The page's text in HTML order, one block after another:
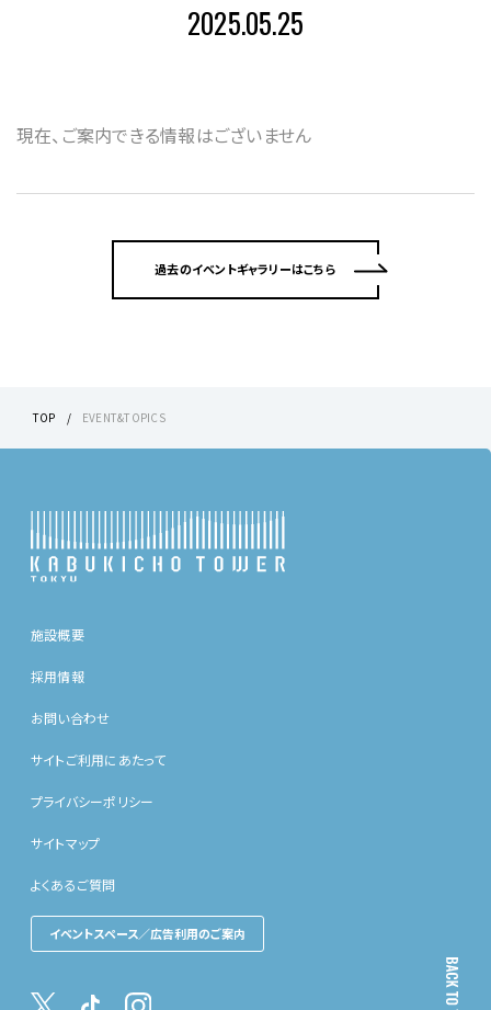
2025.05.25
現在、ご案内できる情報はございません
過去のイベントギャラリーはこちら
TOP EVENT&TOPICS
施設概要
採用情報
お問い合わせ
サイトご利用にあたって
プライバシーポリシー
サイトマップ
よくあるご質問
イベントスペース／広告利用のご案内